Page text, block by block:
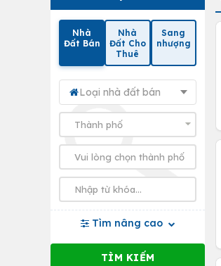
Nhà
Đất Bán
Nhà
Đất Cho
Thuê
Sang
nhượng
Loại nhà đất bán
Tìm nâng cao